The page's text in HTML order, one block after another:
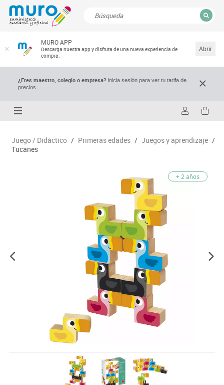
MURO APP
Descarga nuestra app y disfruta de una nueva experiencia de
compra.
Abrir
¿Eres maestro, colegio o empresa?Inicia sesión para ver tu tarifa de
precios.
Juego / Didáctico / Primeras edades / Juegos y aprendizaje /
Tucanes
+ 2 años